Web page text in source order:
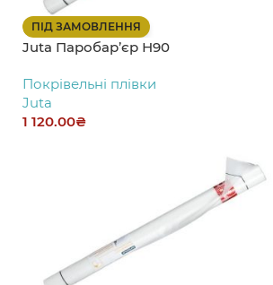
ПІД ЗАМОВЛЕННЯ
Juta Паробар’єр Н90
Покрівельні плівки
Juta
1 120.00₴